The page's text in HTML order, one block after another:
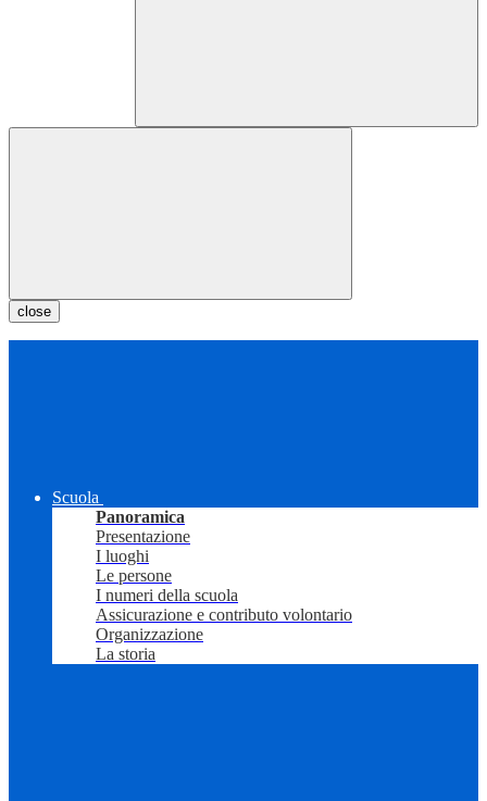
close
Scuola
Panoramica
Presentazione
I luoghi
Le persone
I numeri della scuola
Assicurazione e contributo volontario
Organizzazione
La storia